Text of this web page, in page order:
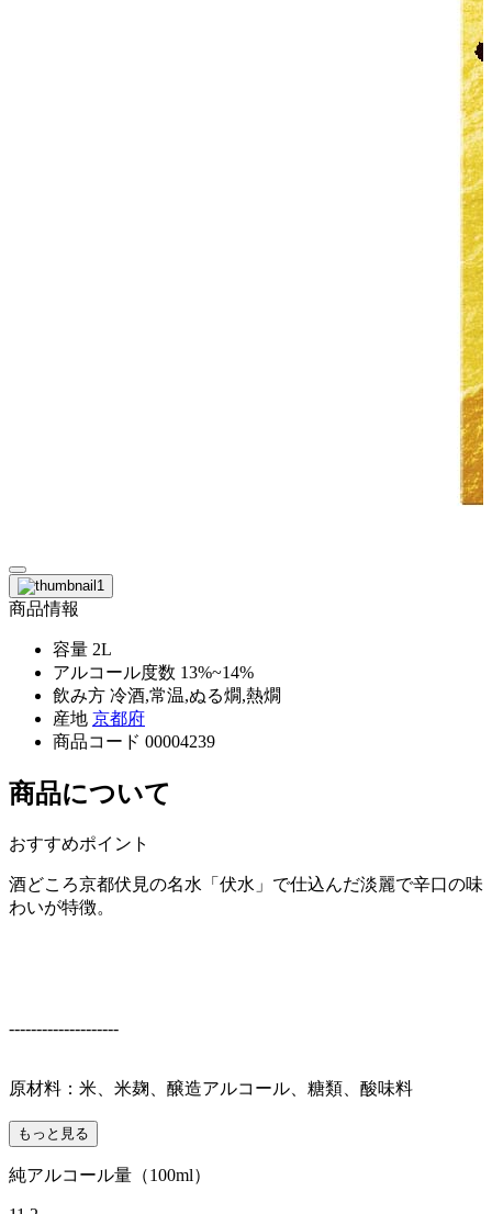
商品情報
容量 2L
アルコール度数 13%~14%
飲み方 冷酒,常温,ぬる燗,熱燗
産地 京都府
商品コード 00004239
商品について
おすすめポイント
酒どころ京都伏見の名水「伏水」で仕込んだ淡麗で辛口の味
わいが特徴。
--------------------
原材料：米、米麹、醸造アルコール、糖類、酸味料
もっと見る
純アルコール量（100ml）